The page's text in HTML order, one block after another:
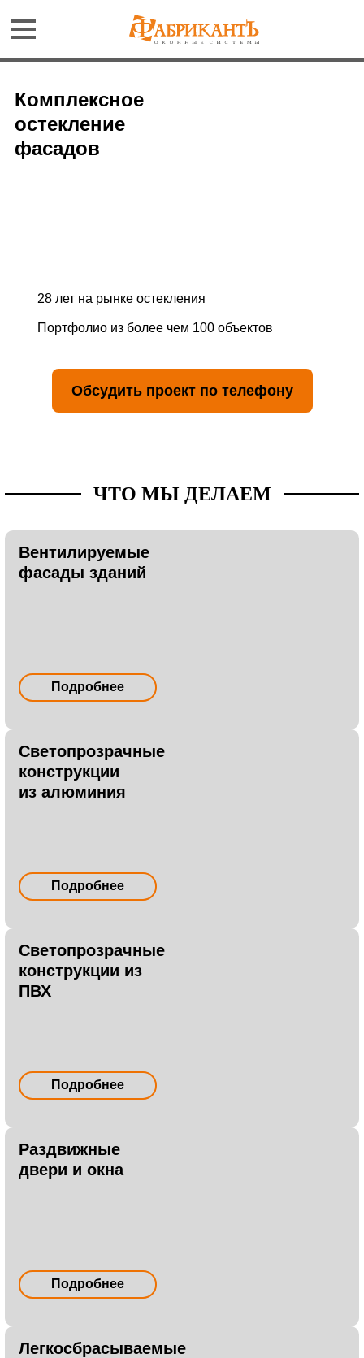
Комплексное
остекление
фасадов
28 лет на рынке остекления
Портфолио из более чем 100 объектов
Обсудить проект по телефону
ЧТО МЫ ДЕЛАЕМ
Вентилируемые
фасады зданий
Подробнее
Светопрозрачные
конструкции
из алюминия
Подробнее
Светопрозрачные
конструкции из
ПВХ
Подробнее
Раздвижные
двери и окна
Подробнее
Легкосбрасываемые